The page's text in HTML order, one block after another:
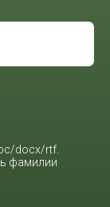
docx/rtf.
фамилии